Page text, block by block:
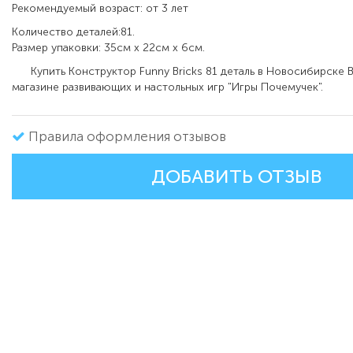
Рекомендуемый возраст: от 3 лет
Количество деталей:81.
Размер упаковки: 35см x 22см x 6см.
Купить Конструктор Funny Bricks 81 деталь в Новосибирске
магазине развивающих и настольных игр "Игры Почемучек".
Правила оформления отзывов
ДОБАВИТЬ ОТЗЫВ